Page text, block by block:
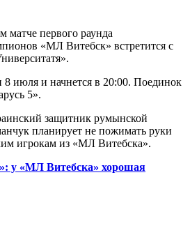
матче первого раунда
«МЛ Витебск» встретится с
июля и начнется в 20:00. Поединок
5».
защитник румынской
планирует не пожимать руки
игрокам из «МЛ Витебска».
у «МЛ Витебска» хорошая